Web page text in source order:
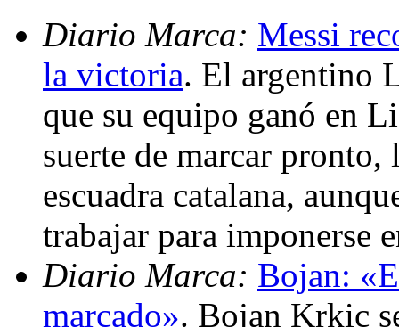
Diario Marca: Messi
la victoria. El argentino
que su equipo ganó en
suerte de marcar
escuadra catalana,
trabajar para imponerse
Diario Marca: Bojan:
marcado». Bojan Krkic